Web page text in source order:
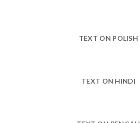
TEXT ON POLISH
TEXT ON HINDI